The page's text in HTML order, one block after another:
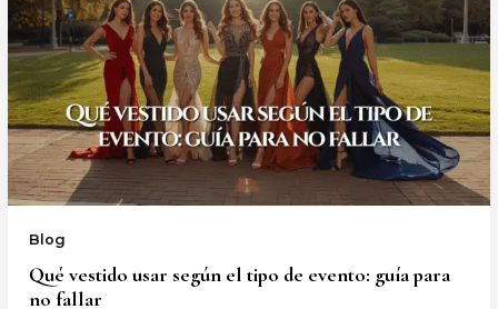
Blog
Qué vestido usar según el tipo de evento: guía para
no fallar